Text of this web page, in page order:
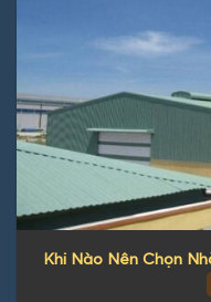
Khi Nào Nên Chọn